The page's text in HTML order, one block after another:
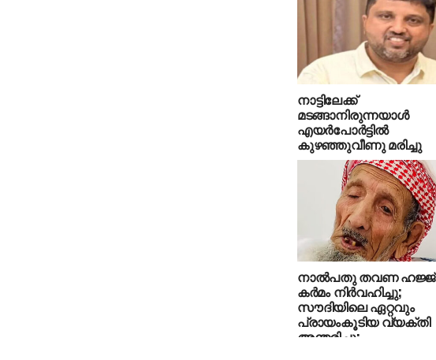
നാട്ടിലേക്ക്
മടങ്ങാനിരുന്നയാൾ
എയർപോർട്ടിൽ
കുഴഞ്ഞുവീണു മരിച്ചു
നാല്‍പതു തവണ ഹജ്ജ്‌
കര്‍മം നിര്‍വഹിച്ചു;
സൗദിയിലെ ഏറ്റവും
പ്രായംകൂടിയ വ്യക്തി
അന്തരിച്ചു;